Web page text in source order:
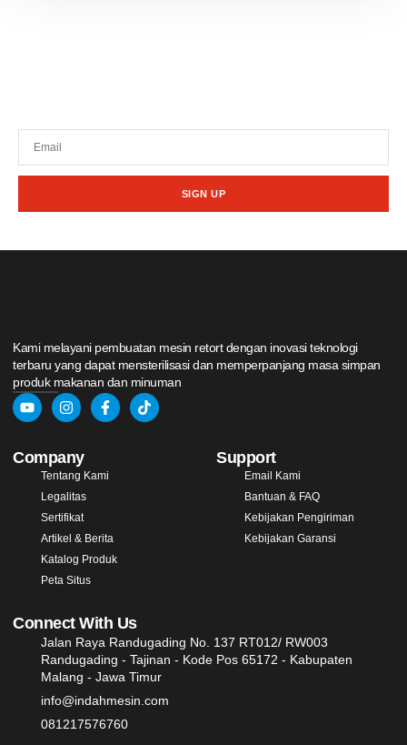
SIGN UP
Kami melayani pembuatan mesin retort dengan inovasi teknologi
terbaru yang dapat mensterilisasi dan memperpanjang masa simpan
produk makanan dan minuman
Company
Tentang Kami
Legalitas
Sertifikat
Artikel & Berita
Katalog Produk
Peta Situs
Support
Email Kami
Bantuan & FAQ
Kebijakan Pengiriman
Kebijakan Garansi
Connect With Us
Jalan Raya Randugading No. 137 RT012/ RW003
Randugading - Tajinan - Kode Pos 65172 - Kabupaten
Malang - Jawa Timur
info@indahmesin.com
081217576760